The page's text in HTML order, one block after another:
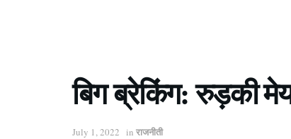
बिग ब्रेकिंग: रुड़की
July 1, 2022 in राजनीती